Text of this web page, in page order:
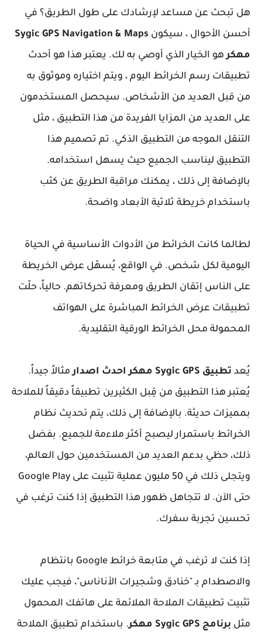
هل تبحث عن مساعد لإرشادك على طول الطريق؟ في
أحسن الأحوال ، سيكون Sygic GPS Navigation & Maps
مهكرهو الخيار الذي أوصي به لك. يعتبر هذا هو أحدث
تطبيقات رسم الخرائط اليوم ، ويتم اختياره وموثوق به
من قبل العديد من الأشخاص. سيحصل المستخدمون
على العديد من المزايا الفريدة من هذا التطبيق ، مثل
التنقل الموجه من التطبيق الذكي. تم تصميم هذا
التطبيق ليناسب الجميع حيث يسهل استخدامه.
بالإضافة إلى ذلك ، يمكنك مراقبة الطريق عن كثب
باستخدام خريطة ثلاثية الأبعاد واضحة.
لطالما كانت الخرائط من الأدوات الأساسية في الحياة
اليومية لكل شخص. في الواقع، يُسهّل عرض الخريطة
على الناس إتقان الطريق ومعرفة تحركاتهم. حالياً، حلّت
تطبيقات عرض الخرائط المباشرة على الهواتف
المحمولة محل الخرائط الورقية التقليدية.
يُعد تطبيق Sygic GPS مهكر احدث اصدار
مثالاً جيداً.
يُعتبر هذا التطبيق من قِبل الكثيرين تطبيقاً دقيقاً للملاحة
بمميزات حديثة. بالإضافة إلى ذلك، يتم تحديث نظام
الخرائط باستمرار ليصبح أكثر ملاءمة للجميع. بفضل
ذلك، حظي بدعم العديد من المستخدمين حول العالم،
ويتجلى ذلك في 50 مليون عملية تثبيت على Google Play
حتى الآن. لا تتجاهل ظهور هذا التطبيق إذا كنت ترغب في
تحسين تجربة سفرك.
إذا كنت لا ترغب في متابعة خرائط Google بانتظام
والاصطدام بـ "خنادق وشجيرات الأناناس"، فيجب عليك
تثبيت تطبيقات الملاحة الملائمة على هاتفك المحمول
مثل برنامج Sygic GPS مهكر
. باستخدام تطبيق الملاحة